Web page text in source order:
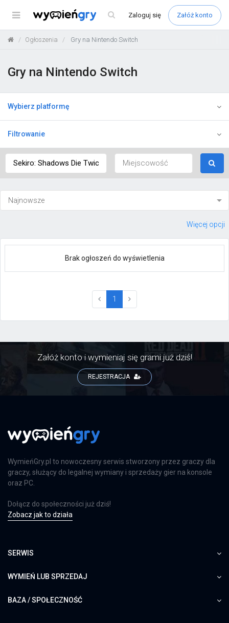
Menu Zaloguj się Załóż konto
Ogłoszenia Gry na Nintendo Switch
Gry na Nintendo Switch
Wybierz platformę
Filtrowanie
Więcej opcji
Brak ogłoszeń do wyświetlenia
1 (current)
Załóż konto i wymieniaj się grami już dziś!
REJESTRACJA
WymieńGry.pl to nowoczesny serwis stworzony przez graczy dla
graczy, służący do legalnej wymiany i sprzedaży gier na konsole
oraz PC.
Dołącz do społeczności już dziś!
Zobacz jak to działa
SERWIS
WYMIEŃ LUB SPRZEDAJ
BAZA / SPOŁECZNOŚĆ